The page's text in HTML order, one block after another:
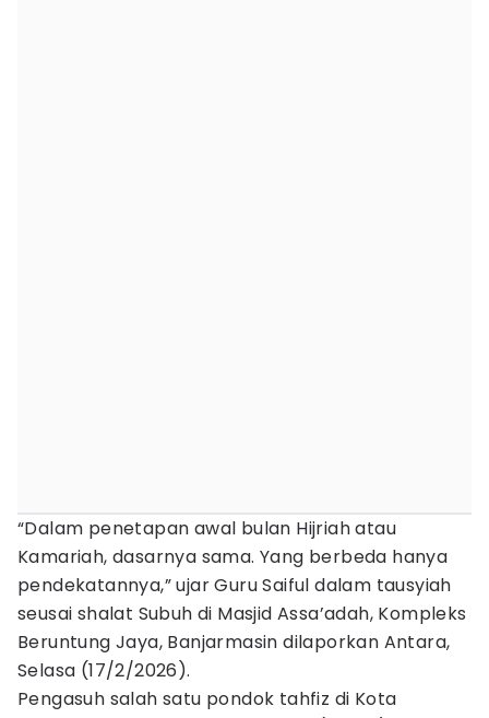
“Dalam penetapan awal bulan Hijriah atau
Kamariah, dasarnya sama. Yang berbeda hanya
pendekatannya,” ujar Guru Saiful dalam tausyiah
seusai shalat Subuh di Masjid Assa’adah, Kompleks
Beruntung Jaya, Banjarmasin dilaporkan Antara,
Selasa (17/2/2026).
Pengasuh salah satu pondok tahfiz di Kota